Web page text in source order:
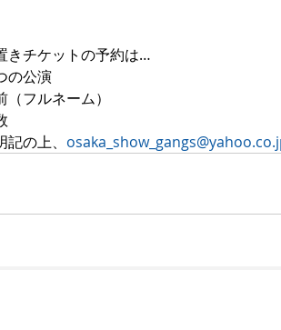
きチケットの予約は…
の公演
フルネーム）
記の上、